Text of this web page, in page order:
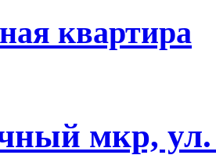
квартира
мкр,